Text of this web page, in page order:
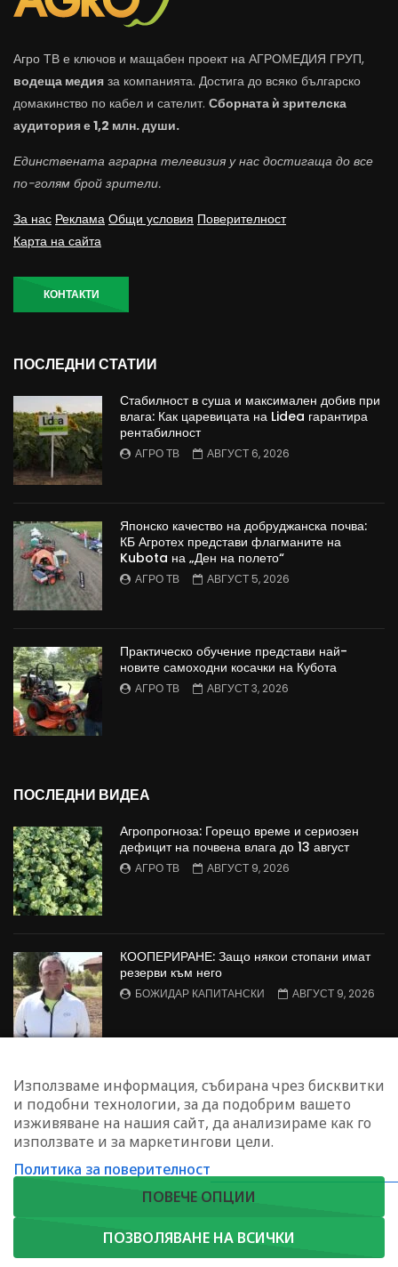
Агро ТВ е ключов и мащабен проект на АГРОМЕДИЯ ГРУП,
водеща медия за компанията. Достига до всяко българско
домакинство по кабел и сателит. Сборната ѝ зрителска
аудитория е 1,2 млн. души.
Единствената аграрна телевизия у нас достигаща до все
по-голям брой зрители.
За нас Реклама Общи условия Поверителност
Карта на сайта
КОНТАКТИ
ПОСЛЕДНИ СТАТИИ
Стабилност в суша и максимален добив при
влага: Как царевицата на Lidea гарантира
рентабилност
АГРО ТВ АВГУСТ 6, 2026
Японско качество на добруджанска почва:
КБ Агротех представи флагманите на
Kubota на „Ден на полето“
АГРО ТВ АВГУСТ 5, 2026
Практическо обучение представи най-
новите самоходни косачки на Кубота
АГРО ТВ АВГУСТ 3, 2026
ПОСЛЕДНИ ВИДЕА
Агропрогноза: Горещо време и сериозен
дефицит на почвена влага до 13 август
АГРО ТВ АВГУСТ 9, 2026
КООПЕРИРАНЕ: Защо някои стопани имат
резерви към него
БОЖИДАР КАПИТАНСКИ АВГУСТ 9, 2026
Агрофорум: Консервационно земеделие,
пазарен натиск върху
зеленчукопроизводителите и борба с
черната златка
АГРО ТВ АВГУСТ 9, 2026
Използваме информация, събирана чрез бисквитки
и подобни технологии, за да подобрим вашето
изживяване на нашия сайт, да анализираме как го
използвате и за маркетингови цели.
Политика за поверителност
ПОВЕЧЕ ОПЦИИ
ПОЗВОЛЯВАНЕ НА ВСИЧКИ
ЗАПИШЕТЕ СЕ ЗА НАШИЯ БЮЛЕТИН
АБОНИРАЙ СЕ